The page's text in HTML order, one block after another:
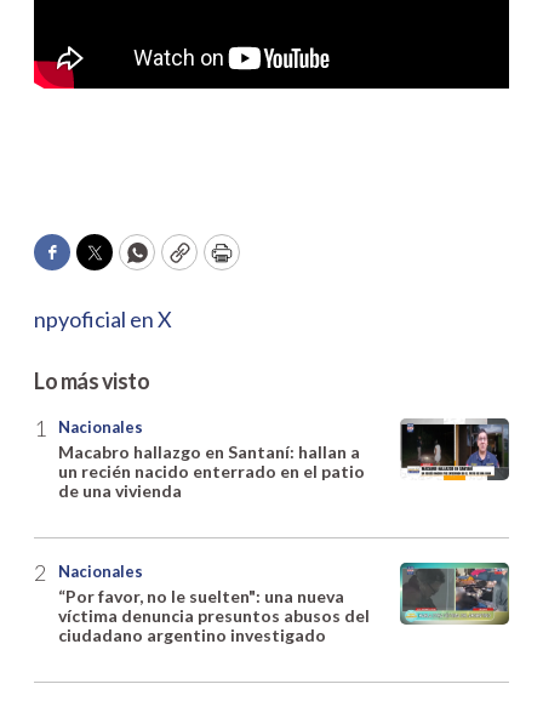
Facebook
TwitterWhatsApp
CopyPrint
npyoficial en X
Lo más visto
Nacionales
Macabro hallazgo en Santaní: hallan a
un recién nacido enterrado en el patio
de una vivienda
Nacionales
“Por favor, no le suelten": una nueva
víctima denuncia presuntos abusos del
ciudadano argentino investigado